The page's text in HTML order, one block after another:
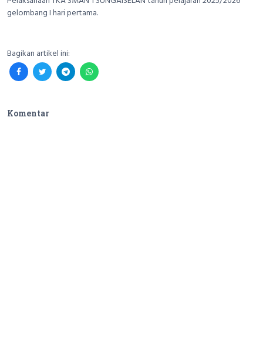
gelombang I hari pertama.
Bagikan artikel ini:
Komentar